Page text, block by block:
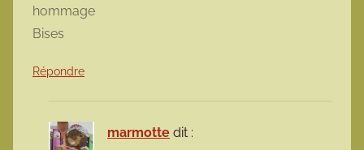
hommage
Bises
Répondre
marmotte dit :